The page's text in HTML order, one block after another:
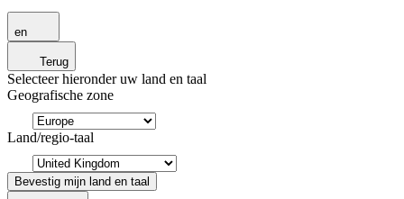
en
Terug
Selecteer hieronder uw land en taal
Geografische zone
Land/regio-taal
Bevestig mijn land en taal